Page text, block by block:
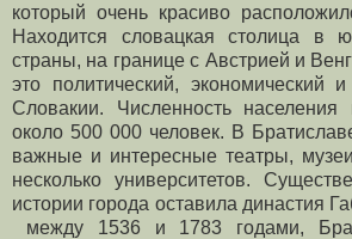
который очень красиво
Находится словацкая столица в
страны, на границе с Австрией и
это политический, экономический
Словакии. Численность населения
около 500 000 человек. В
важные и интересные театры,
несколько университетов.
истории города оставила династия
между 1536 и 1783 годами,